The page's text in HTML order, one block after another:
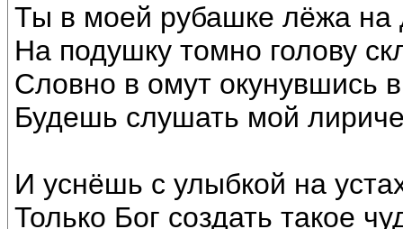
Ты в моей рубашке лёжа на
На подушку томно голову
Словно в омут окунувшись
Будешь слушать мой
И уснёшь с улыбкой на
Только Бог создать такое